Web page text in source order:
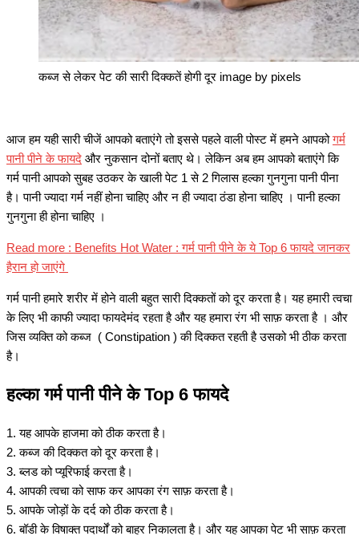
कब्ज से लेकर पेट की सारी दिक्कतें होगी दूर image by pixels
आज हम यही सारी चीजें आपको बताएंगे तो इससे पहले वाली पोस्ट में हमने आपकोगर्म
पानी पीने के फायदे और नुकसान दोनों बताए थे। लेकिन अब हम आपको बताएंगे कि
गर्म पानी आपको सुबह उठकर के खाली पेट 1 से 2 गिलास हल्का गुनगुना पानी पीना
है। पानी ज्यादा गर्म नहीं होना चाहिए और न ही ज्यादा ठंडा होना चाहिए । पानी हल्का
गुनगुना ही होना चाहिए ।
Read more : Benefits Hot Water : गर्म पानी पीने के ये Top 6 फायदे जानकर
हैरान हो जाएंगे
गर्म पानी हमारे शरीर में होने वाली बहुत सारी दिक्कतों को दूर करता है। यह हमारी त्वचा
के लिए भी काफी ज्यादा फायदेमंद रहता है और यह हमारा रंग भी साफ़ करता है । और
जिस व्यक्ति को कब्ज ( Constipation ) की दिक्कत रहती है उसको भी ठीक करता
है।
हल्का गर्म पानी पीने के Top 6 फायदे
1. यह आपके हाजमा को ठीक करता है।
2. कब्ज की दिक्कत को दूर करता है।
3. ब्लड को प्यूरिफाई करता है।
4. आपकी त्वचा को साफ कर आपका रंग साफ़ करता है।
5. आपके जोड़ों के दर्द को ठीक करता है।
6. बॉडी के विषाक्त पदार्थों को बाहर निकालता है। और यह आपका पेट भी साफ़ करता